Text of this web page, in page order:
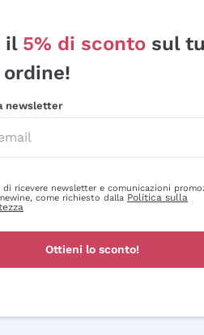
il 5% di sconto sul
newsletter
di ricevere newsletter e comunicazioni
come richiesto dalla Politica sulla
Ottieni lo sconto!